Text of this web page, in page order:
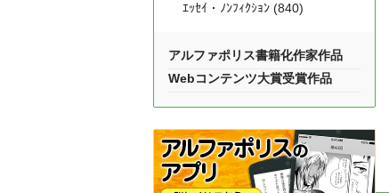
ｴｯｾｲ・ﾉﾝﾌｨｸｼｮﾝ (840)
アルファポリス書籍化作家作品
Webコンテンツ大賞受賞作品